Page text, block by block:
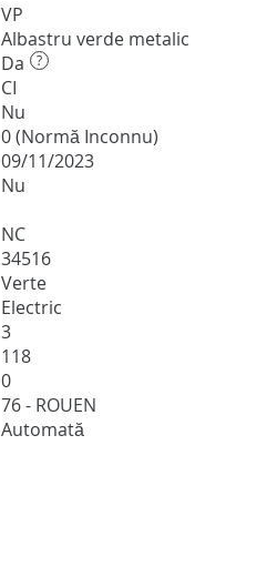
VP
Albastru verde metalic
Da ?
CI
Nu
0 (Normă Inconnu)
09/11/2023
Nu
NC
34516
Verte
Electric
3
118
0
76 - ROUEN
Automată